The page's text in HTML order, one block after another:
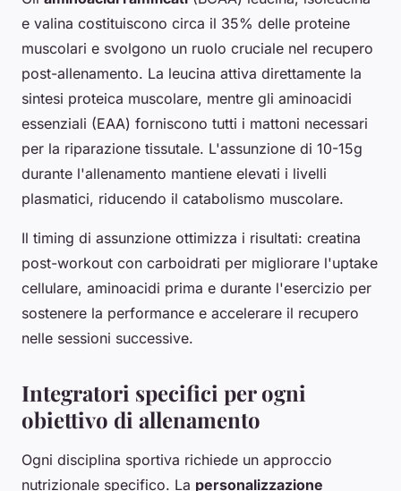
e valina costituiscono circa il 35% delle proteine
muscolari e svolgono un ruolo cruciale nel recupero
post-allenamento. La leucina attiva direttamente la
sintesi proteica muscolare, mentre gli aminoacidi
essenziali (EAA) forniscono tutti i mattoni necessari
per la riparazione tissutale. L'assunzione di 10-15g
durante l'allenamento mantiene elevati i livelli
plasmatici, riducendo il catabolismo muscolare.
Il timing di assunzione ottimizza i risultati: creatina
post-workout con carboidrati per migliorare l'uptake
cellulare, aminoacidi prima e durante l'esercizio per
sostenere la performance e accelerare il recupero
nelle sessioni successive.
Integratori specifici per ogni
obiettivo di allenamento
Ogni disciplina sportiva richiede un approccio
nutrizionale specifico. La personalizzazione